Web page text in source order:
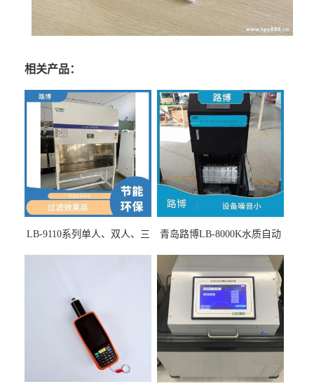
相关产品：
LB-9110系列单人、双人、三
青岛路博LB-8000K水质自动